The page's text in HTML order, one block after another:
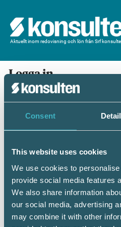
Consent
This website uses cookies
We use cookies to
provide social media features
We also share information
our social media, advertising
may combine it with other
Aktuellt inom redovisning och lön från Srf
Logga in
En prenumeration ingår för
medlem/ansluten till Srf
med BankID eller samma
Mobilt BankID
Personnummer